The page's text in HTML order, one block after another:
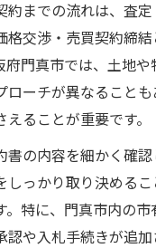
約までの流れは、査
格交渉・売買契約締
府門真市では、土地
ローチが異なること
ることが重要です。
書の内容を細かく確
しっかり取り決める
。特に、門真市内の
認や入札手続きが追